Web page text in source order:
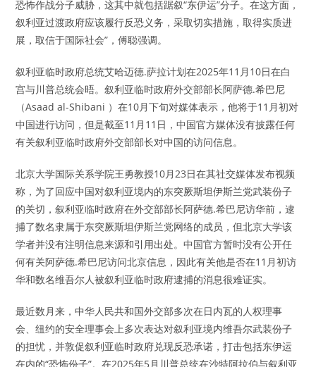
恐怖作战分子威胁，这其中就包括踞叙“东伊运”分子。在这方面，
叙利亚过渡政府应该履行反恐义务，采取切实措施，取得实质进
展，取信于国际社会”，傅聪强调。
叙利亚临时政府总统艾哈迈德.萨拉计划在2025年11月10日在白
宫与川普总统会晤。叙利亚临时政府外交部部长阿萨德.希巴尼
（Asaad al-Shibani ）在10月下旬对媒体表示，他将于11月初对
中国进行访问，但是截至11月11日，中国官方媒体没有披露任何
有关叙利亚临时政府外交部部长对中国的访问信息。
北京大学国际关系学院王勇教授10月23日在其社交媒体发布视频
称，为了回应中国对叙利亚境内的东突厥斯坦伊斯兰党武装份子
的关切，叙利亚临时政府在外交部部长阿萨德.希巴尼访华前，逮
捕了数名隶属于东突厥斯坦伊斯兰党网络的成员，但北京大学该
学者并没有注明信息来源和引用出处。中国官方暂时没有公开任
何有关阿萨德.希巴尼访问北京信息，因此有关他是否在11月初访
华和数名维吾尔人被叙利亚临时政府逮捕的消息很难证实。
最近数月来，中华人民共和国外交部多次在日内瓦的人权理事
会、纽约的安全理事会上多次表达对叙利亚境内维吾尔武装份子
的担忧，并敦促叙利亚临时政府兑现反恐承诺，打击包括东伊运
在内的“恐怖份子”。在2025年5月川普总统在沙特阿拉伯与叙利亚